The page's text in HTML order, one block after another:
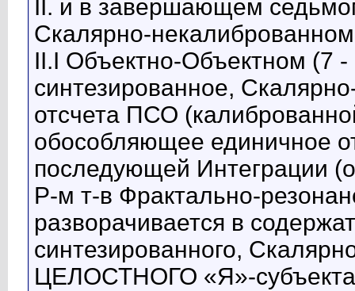
II. и в завершающем
Скалярно-
II.I Объектно-Объектном (7
синтезированное,
отсчета ПСО
обособляющее единичное
последующей Интеграции
Р-м т-в Фрактально-
разворачивается в
синтезированного,
ЦЕЛОСТНОГО «Я»-